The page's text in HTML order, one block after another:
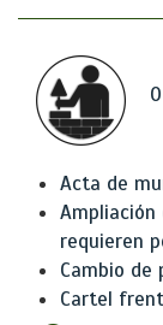
Acta de
requieren
Cambio de
Cartel